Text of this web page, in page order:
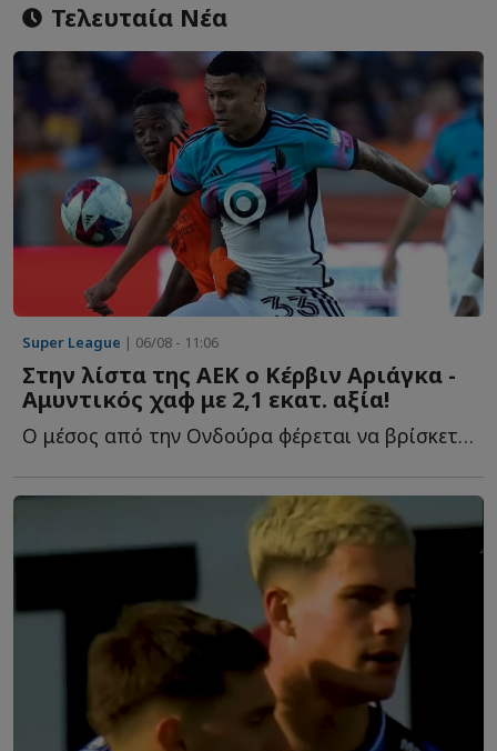
Τελευταία Νέα
Super League | 06/08 - 11:06
Στην λίστα της ΑΕΚ ο Κέρβιν Αριάγκα -
Αμυντικός χαφ με 2,1 εκατ. αξία!
Ο μέσος από την Ονδούρα φέρεται να βρίσκεται στο στόχαστρο τ...